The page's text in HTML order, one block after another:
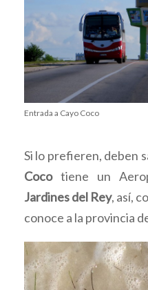
Entrada a Cayo Coco
Si lo prefieren, deben
Cocotiene un
Jardines del Rey, así,
conoce a la provincia